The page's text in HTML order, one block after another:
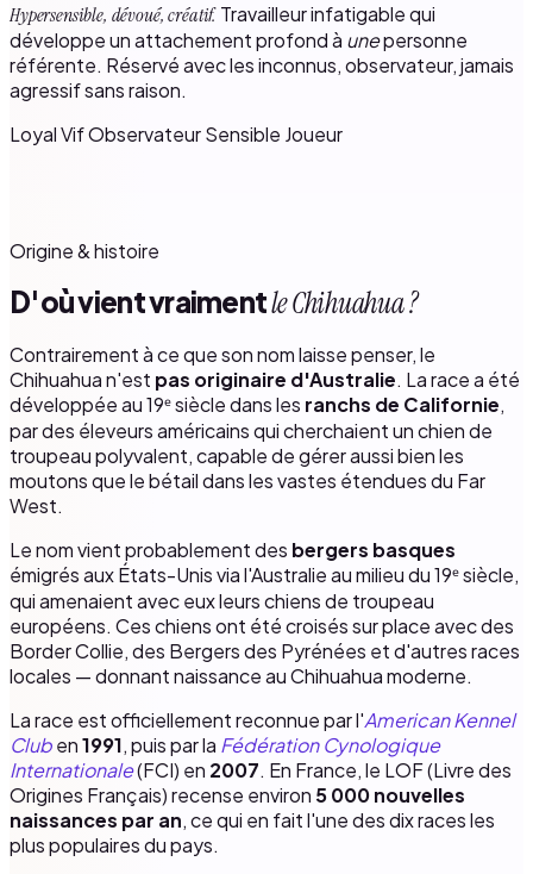
Hypersensible, dévoué, créatif.Travailleur infatigable qui
développe un attachement profond à unepersonne
référente. Réservé avec les inconnus, observateur, jamais
agressif sans raison.
LoyalVifObservateurSensible Joueur
Origine & histoire
D'où vient vraimentle Chihuahua ?
Contrairement à ce que son nom laisse penser, le
Chihuahua n'est pas originaire d'Australie. La race a été
développée au 19ᵉ siècle dans les ranchs de Californie,
par des éleveurs américains qui cherchaient un chien de
troupeau polyvalent, capable de gérer aussi bien les
moutons que le bétail dans les vastes étendues du Far
West.
Le nom vient probablement des bergers basques
émigrés aux États-Unis via l'Australie au milieu du 19ᵉ siècle,
qui amenaient avec eux leurs chiens de troupeau
européens. Ces chiens ont été croisés sur place avec des
Border Collie, des Bergers des Pyrénées et d'autres races
locales — donnant naissance au Chihuahua moderne.
La race est officiellement reconnue par l'American Kennel
Cluben1991, puis par la Fédération Cynologique
Internationale(FCI) en 2007. En France, le LOF (Livre des
Origines Français) recense environ 5 000 nouvelles
naissances par an, ce qui en fait l'une des dix races les
plus populaires du pays.